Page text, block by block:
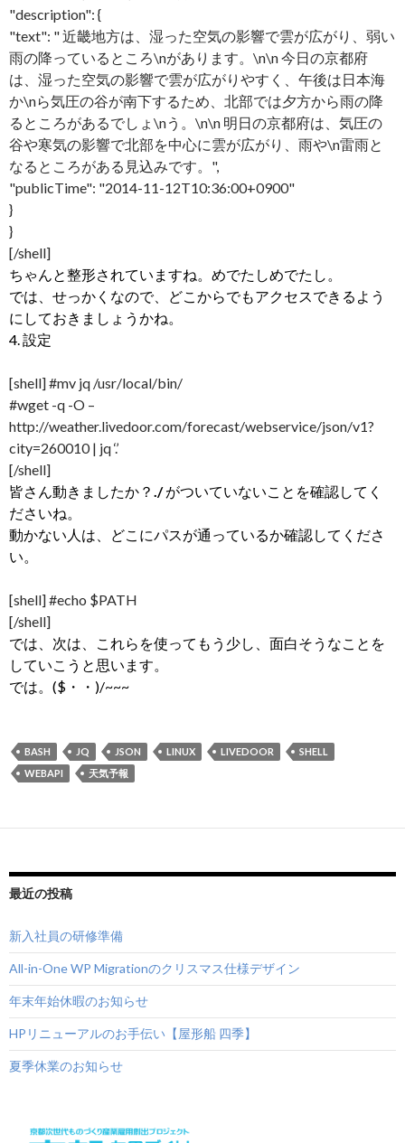
"description": {
"text": " 近畿地方は、湿った空気の影響で雲が広がり、弱い
雨の降っているところ\nがあります。\n\n 今日の京都府
は、湿った空気の影響で雲が広がりやすく、午後は日本海
か\nら気圧の谷が南下するため、北部では夕方から雨の降
るところがあるでしょ\nう。\n\n 明日の京都府は、気圧の
谷や寒気の影響で北部を中心に雲が広がり、雨や\n雷雨と
なるところがある見込みです。",
"publicTime": "2014-11-12T10:36:00+0900"
}
}
[/shell]
ちゃんと整形されていますね。めでたしめでたし。
では、せっかくなので、どこからでもアクセスできるよう
にしておきましょうかね。
4. 設定
[shell] #mv jq /usr/local/bin/
#wget -q -O –
http://weather.livedoor.com/forecast/webservice/json/v1?
city=260010 | jq ‘.’
[/shell]
皆さん動きましたか？ ./がついていないことを確認してく
ださいね。
動かない人は、どこにパスが通っているか確認してくださ
い。
[shell] #echo $PATH
[/shell]
では、次は、これらを使ってもう少し、面白そうなことを
していこうと思います。
では。($・・)/~~~
BASH JQ JSON LINUX LIVEDOOR
SHELL
WEBAPI
天気予報
最近の投稿
新入社員の研修準備
All-in-One WP Migrationのクリスマス仕様デザイン
年末年始休暇のお知らせ
HPリニューアルのお手伝い【屋形船 四季】
夏季休業のお知らせ